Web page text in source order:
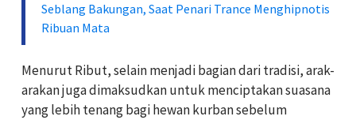
Seblang Bakungan, Saat Penari Trance Menghipnotis
Ribuan Mata
Menurut Ribut, selain menjadi bagian dari tradisi, arak-
arakan juga dimaksudkan untuk menciptakan suasana
yang lebih tenang bagi hewan kurban sebelum